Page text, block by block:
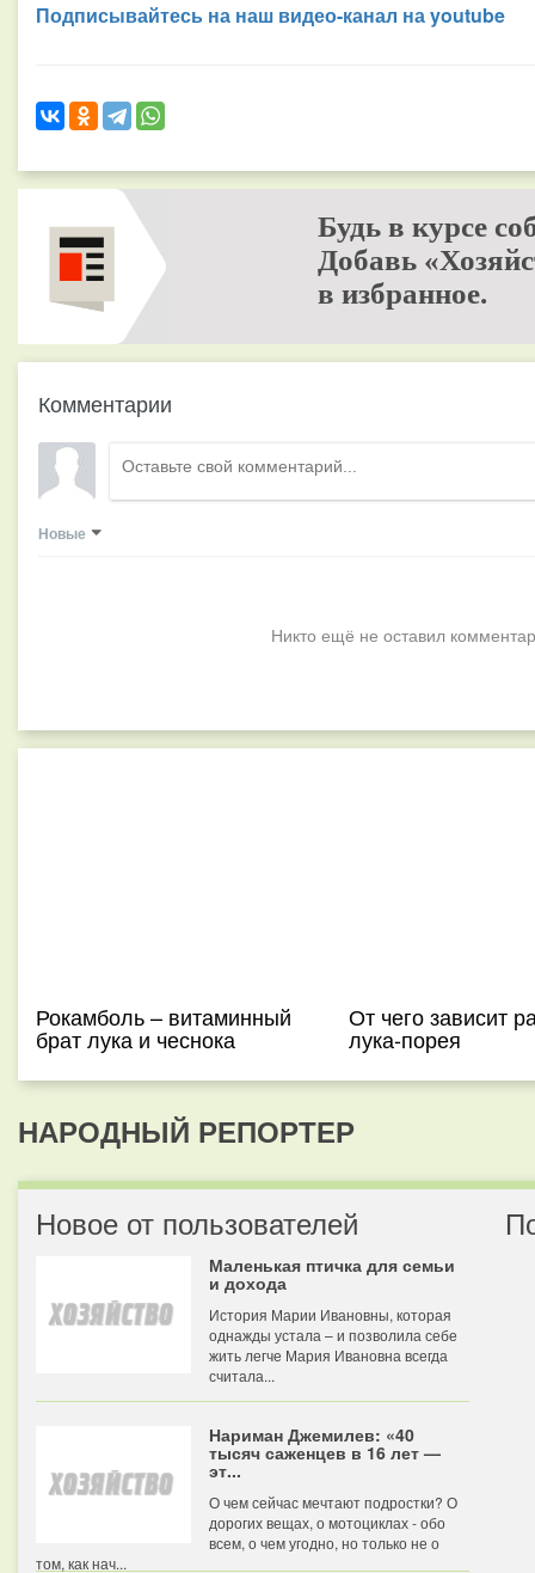
Подписывайтесь на наш видео-канал на youtube
Будь в курсе
Добавь
в избранное.
Комментарии
Новые
Никто ещё не оставил
Рокамболь – витаминный
брат лука и чеснока
От чего зависит
лука-порея
НАРОДНЫЙ РЕПОРТЕР
Новое от пользователей
Маленькая птичка для семьи
и дохода
История Марии Ивановны, которая
однажды устала – и позволила себе
жить легче Мария Ивановна всегда
считала...
Нариман Джемилев: «40
тысяч саженцев в 16 лет —
эт...
О чем сейчас мечтают подростки? О
дорогих вещах, о мотоциклах - обо
всем, о чем угодно, но только не о
том, как нач...